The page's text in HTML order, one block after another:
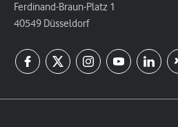
Ferdinand-Braun-Platz 1
40549 Düsseldorf